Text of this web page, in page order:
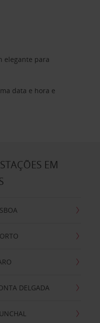
elegante para
data e hora e
EM
DELGADA